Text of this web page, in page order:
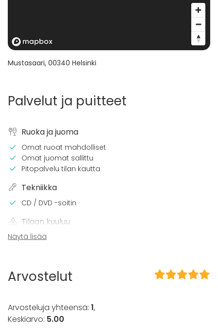
Mustasaari, 00340 Helsinki
Palvelut ja puitteet
Ruoka ja juoma
Omat ruoat mahdolliset
Omat juomat sallittu
Pitopalvelu tilan kautta
Tekniikka
CD / DVD -soitin
Tilaan kuuluu
Terassi
Kalusto
Tapahtumatyypit
Näytä lisää
Arvostelut
Arvosteluja yhteensä: 1,
Keskiarvo: 5.00